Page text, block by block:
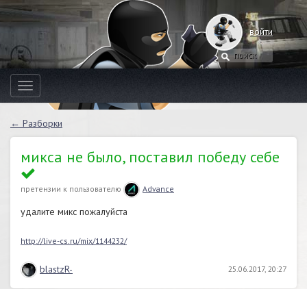
войти
Toggle
navigation
← Разборки
микса не было, поставил победу себе
претензии к пользователю Advance
удалите микс пожалуйста
http://live-cs.ru/mix/1144232/
blastzR- 25.06.2017, 20:27